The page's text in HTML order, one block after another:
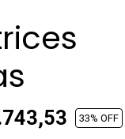
33% OFF